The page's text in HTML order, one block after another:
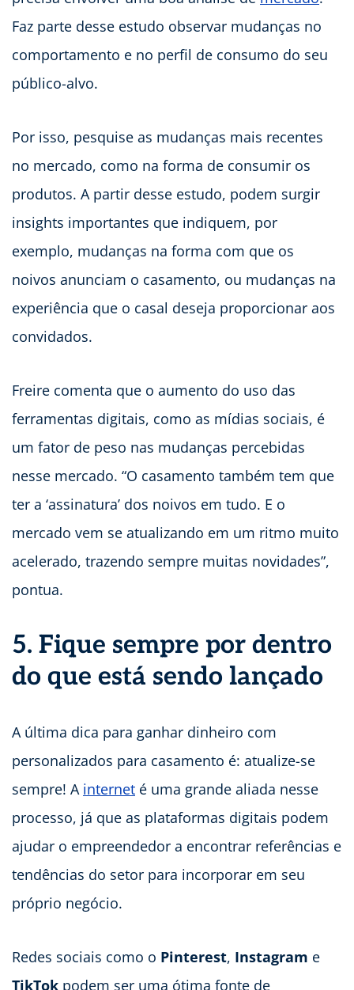
Faz parte desse estudo observar mudanças no
comportamento e no perfil de consumo do seu
público-alvo.
Por isso, pesquise as mudanças mais recentes
no mercado, como na forma de consumir os
produtos. A partir desse estudo, podem surgir
insights importantes que indiquem, por
exemplo, mudanças na forma com que os
noivos anunciam o casamento, ou mudanças na
experiência que o casal deseja proporcionar aos
convidados.
Freire comenta que o aumento do uso das
ferramentas digitais, como as mídias sociais, é
um fator de peso nas mudanças percebidas
nesse mercado. “O casamento também tem que
ter a ‘assinatura’ dos noivos em tudo. E o
mercado vem se atualizando em um ritmo muito
acelerado, trazendo sempre muitas novidades”,
pontua.
5. Fique sempre por dentro
do que está sendo lançado
A última dica para ganhar dinheiro com
personalizados para casamento é: atualize-se
sempre! A internet é uma grande aliada nesse
processo, já que as plataformas digitais podem
ajudar o empreendedor a encontrar referências e
tendências do setor para incorporar em seu
próprio negócio.
Redes sociais como o Pinterest, Instagram e
TikTok podem ser uma ótima fonte de